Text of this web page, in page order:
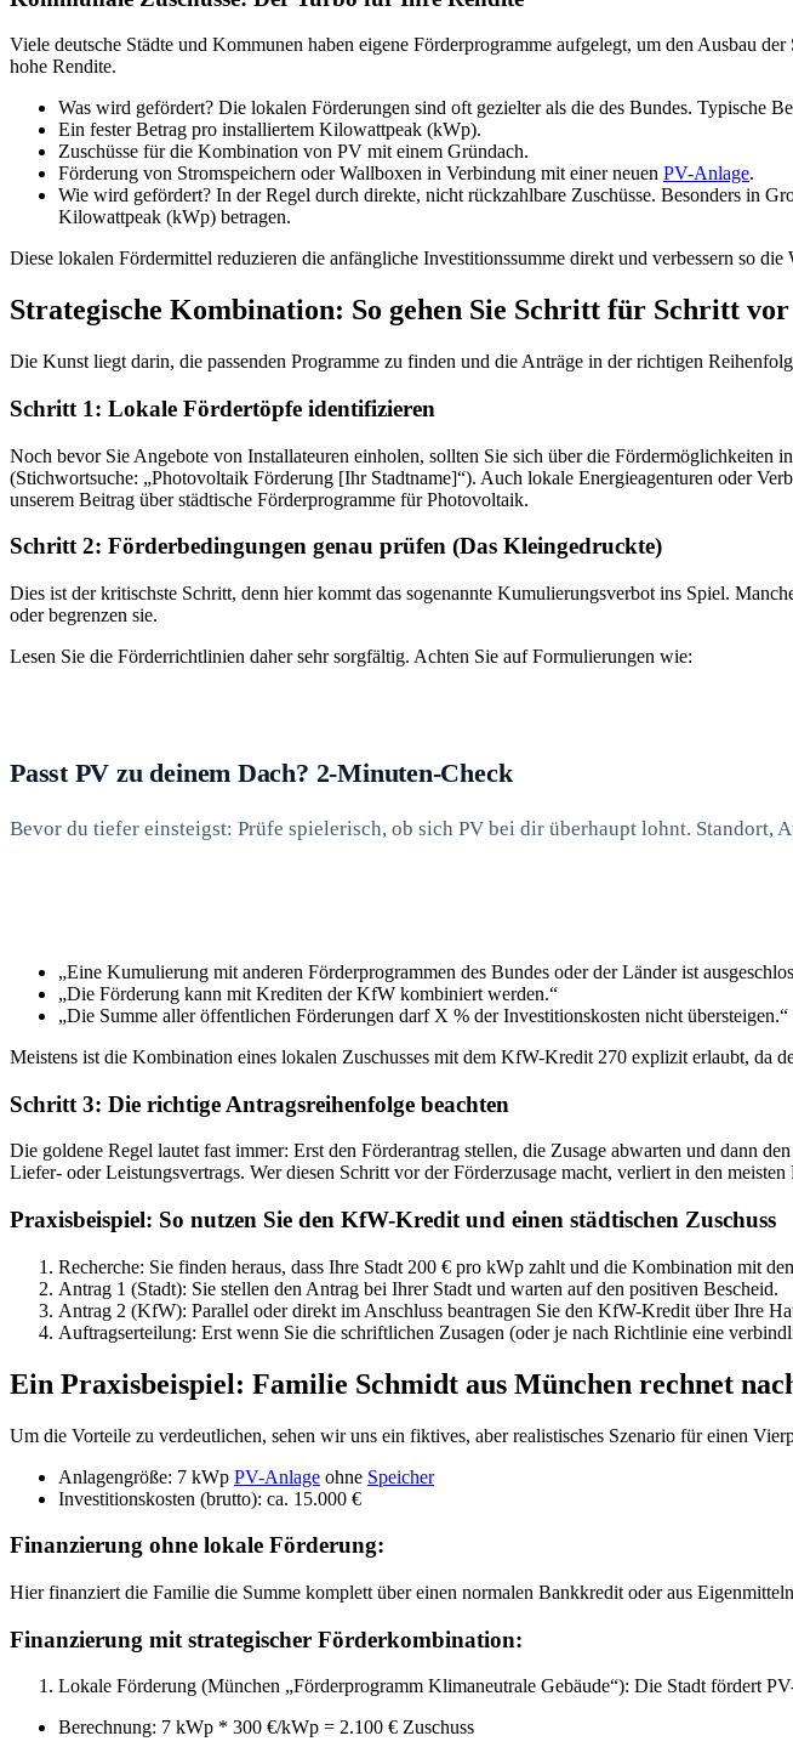
Viele deutsche Städte und Kommunen haben eigene Förderprogramme aufgelegt, um den Ausbau
hohe Rendite.
Was wird gefördert? Die lokalen Förderungen sind oft gezielter als die des Bundes. Typische
Ein fester Betrag pro installiertem Kilowattpeak (kWp).
Zuschüsse für die Kombination von PV mit einem Gründach.
Förderung von Stromspeichern oder Wallboxen in Verbindung mit einer neuen PV-Anlage.
Wie wird gefördert? In der Regel durch direkte, nicht rückzahlbare Zuschüsse. Besonders in
Kilowattpeak (kWp) betragen.
Diese lokalen Fördermittel reduzieren die anfängliche Investitionssumme direkt und verbessern so
Strategische Kombination: So gehen Sie Schritt für Schritt vor
Die Kunst liegt darin, die passenden Programme zu finden und die Anträge in der richtigen
Schritt 1: Lokale Fördertöpfe identifizieren
Noch bevor Sie Angebote von Installateuren einholen, sollten Sie sich über die
(Stichwortsuche: „Photovoltaik Förderung [Ihr Stadtname]“). Auch lokale Energieagenturen oder
unserem Beitrag über städtische Förderprogramme für Photovoltaik.
Schritt 2: Förderbedingungen genau prüfen (Das Kleingedruckte)
Dies ist der kritischste Schritt, denn hier kommt das sogenannte Kumulierungsverbot ins Spiel.
oder begrenzen sie.
Lesen Sie die Förderrichtlinien daher sehr sorgfältig. Achten Sie auf Formulierungen wie:
Passt PV zu deinem Dach? 2-Minuten-Check
Bevor du tiefer einsteigst: Prüfe spielerisch, ob sich PV bei dir überhaupt lohnt.
„Eine Kumulierung mit anderen Förderprogrammen des Bundes oder der Länder ist
„Die Förderung kann mit Krediten der KfW kombiniert werden.“
„Die Summe aller öffentlichen Förderungen darf X % der Investitionskosten nicht übersteigen.“
Meistens ist die Kombination eines lokalen Zuschusses mit dem KfW-Kredit 270 explizit erlaubt, da
Schritt 3: Die richtige Antragsreihenfolge beachten
Die goldene Regel lautet fast immer: Erst den Förderantrag stellen, die Zusage abwarten und dann
Liefer- oder Leistungsvertrags. Wer diesen Schritt vor der Förderzusage macht, verliert in den
Praxisbeispiel: So nutzen Sie den KfW-Kredit und einen städtischen Zuschuss
Recherche: Sie finden heraus, dass Ihre Stadt 200 € pro kWp zahlt und die Kombination mit
Antrag 1 (Stadt): Sie stellen den Antrag bei Ihrer Stadt und warten auf den positiven Bescheid.
Antrag 2 (KfW): Parallel oder direkt im Anschluss beantragen Sie den KfW-Kredit über Ihre
Auftragserteilung: Erst wenn Sie die schriftlichen Zusagen (oder je nach Richtlinie eine
Ein Praxisbeispiel: Familie Schmidt aus München rechnet
Um die Vorteile zu verdeutlichen, sehen wir uns ein fiktives, aber realistisches Szenario für einen
Anlagengröße: 7 kWp PV-Anlage ohne Speicher
Investitionskosten (brutto): ca. 15.000 €
Finanzierung ohne lokale Förderung:
Hier finanziert die Familie die Summe komplett über einen normalen Bankkredit oder aus
Finanzierung mit strategischer Förderkombination:
Lokale Förderung (München „Förderprogramm Klimaneutrale Gebäude“): Die Stadt fördert
Berechnung: 7 kWp * 300 €/kWp = 2.100 € Zuschuss